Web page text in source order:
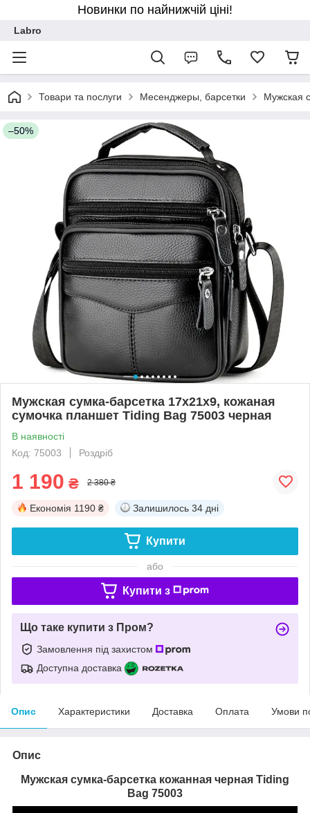
Новинки по найнижчій ціні!
Labro
Товари та послуги Месенджеры, барсетки Мужская
–50%
Мужская сумка-барсетка 17x21x9, кожаная
сумочка планшет Tiding Bag 75003 черная
В наявності
Код: 75003
Роздріб
1 190 ₴ 2 380 ₴
Економія 1190 ₴ Залишилось 34 дні
Купити
або
Купити з
Що таке купити з Пром?
Замовлення під захистом
Доступна доставка
Опис Характеристики Доставка Оплата Умови
Опис
Мужская сумка-барсетка кожанная черная Tiding
Bag 75003